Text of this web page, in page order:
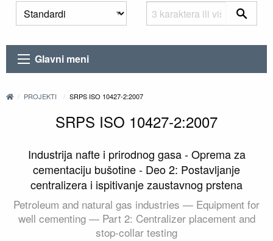
Glavni meni
PROJEKTI SRPS ISO 10427-2:2007
SRPS ISO 10427-2:2007
Industrija nafte i prirodnog gasa - Oprema za
cementaciju bušotine - Deo 2: Postavljanje
centralizera i ispitivanje zaustavnog prstena
Petroleum and natural gas industries — Equipment for
well cementing — Part 2: Centralizer placement and
stop-collar testing